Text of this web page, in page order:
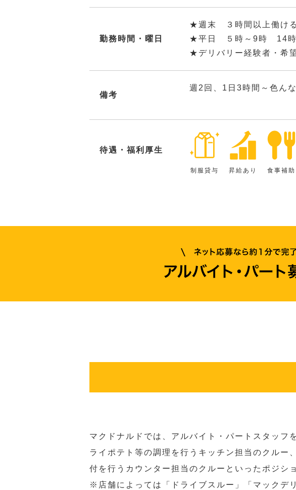
勤務時間・曜日
★週末 ３時間以上働ける
★平日 ５時～9時 14時
★デリバリー経験者・希
備考
週2回、1日3時間～色ん
待遇・福利厚生
制服貸与 昇給あり 食事補助
マクドナルドでは、アルバイト・パートスタッフ
ライポテト等の調理を行うキッチン担当のクルー
付を行うカウンター担当のクルーといったポジシ
※店舗によっては「ドライブスルー」「マックデ